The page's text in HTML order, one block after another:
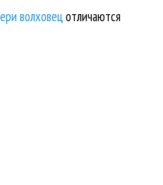
волховецотличаются